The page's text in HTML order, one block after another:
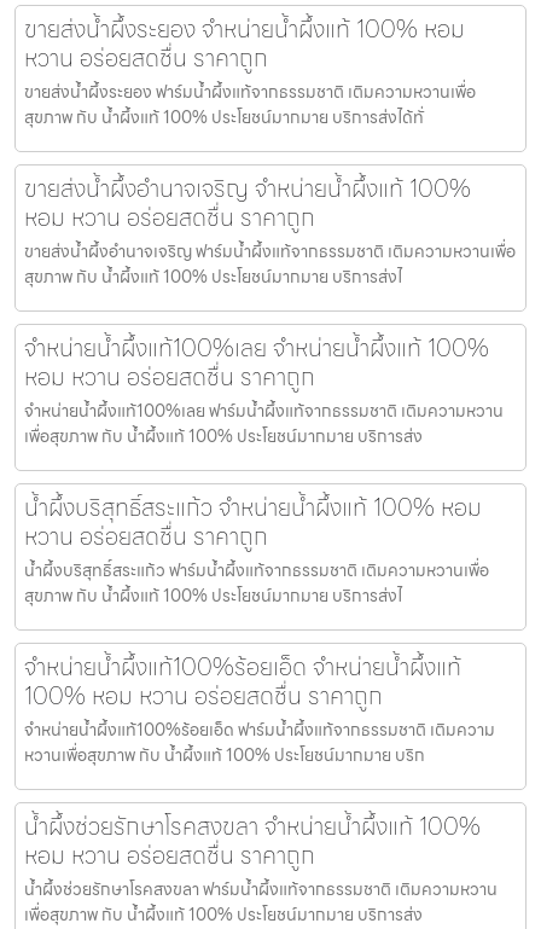
ขายส่งน้ำผึ้งระยอง จำหน่ายน้ำผึ้งแท้ 100% หอม
หวาน อร่อยสดชื่น ราคาถูก
ขายส่งน้ำผึ้งระยอง ฟาร์มน้ำผึ้งแท้จากธรรมชาติ เติมความหวานเพื่อ
สุขภาพ กับ น้ำผึ้งแท้ 100% ประโยชน์มากมาย บริการส่งได้ทั่
ขายส่งน้ำผึ้งอำนาจเจริญ จำหน่ายน้ำผึ้งแท้ 100%
หอม หวาน อร่อยสดชื่น ราคาถูก
ขายส่งน้ำผึ้งอำนาจเจริญ ฟาร์มน้ำผึ้งแท้จากธรรมชาติ เติมความหวานเพื่อ
สุขภาพ กับ น้ำผึ้งแท้ 100% ประโยชน์มากมาย บริการส่งไ
จำหน่ายน้ำผึ้งแท้100%เลย จำหน่ายน้ำผึ้งแท้ 100%
หอม หวาน อร่อยสดชื่น ราคาถูก
จำหน่ายน้ำผึ้งแท้100%เลย ฟาร์มน้ำผึ้งแท้จากธรรมชาติ เติมความหวาน
เพื่อสุขภาพ กับ น้ำผึ้งแท้ 100% ประโยชน์มากมาย บริการส่ง
น้ำผึ้งบริสุทธิ์สระแก้ว จำหน่ายน้ำผึ้งแท้ 100% หอม
หวาน อร่อยสดชื่น ราคาถูก
น้ำผึ้งบริสุทธิ์สระแก้ว ฟาร์มน้ำผึ้งแท้จากธรรมชาติ เติมความหวานเพื่อ
สุขภาพ กับ น้ำผึ้งแท้ 100% ประโยชน์มากมาย บริการส่งไ
จำหน่ายน้ำผึ้งแท้100%ร้อยเอ็ด จำหน่ายน้ำผึ้งแท้
100% หอม หวาน อร่อยสดชื่น ราคาถูก
จำหน่ายน้ำผึ้งแท้100%ร้อยเอ็ด ฟาร์มน้ำผึ้งแท้จากธรรมชาติ เติมความ
หวานเพื่อสุขภาพ กับ น้ำผึ้งแท้ 100% ประโยชน์มากมาย บริก
น้ำผึ้งช่วยรักษาโรคสงขลา จำหน่ายน้ำผึ้งแท้ 100%
หอม หวาน อร่อยสดชื่น ราคาถูก
น้ำผึ้งช่วยรักษาโรคสงขลา ฟาร์มน้ำผึ้งแท้จากธรรมชาติ เติมความหวาน
เพื่อสุขภาพ กับ น้ำผึ้งแท้ 100% ประโยชน์มากมาย บริการส่ง